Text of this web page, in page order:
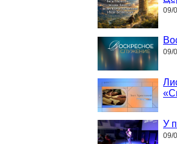
09/
09/
У
09/